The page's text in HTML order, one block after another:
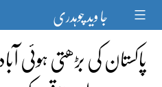
content جا وید چوہدری
پاکستان کی بڑھتی ہوئی